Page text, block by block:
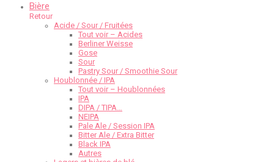
Bière
Retour
Acide / Sour / Fruitées
Tout voir – Acides
Berliner Weisse
Gose
Sour
Pastry Sour / Smoothie Sour
Houblonnée / IPA
Tout voir – Houblonnées
IPA
DIPA / TIPA…
NEIPA
Pale Ale / Session IPA
Bitter Ale / Extra Bitter
Black IPA
Autres